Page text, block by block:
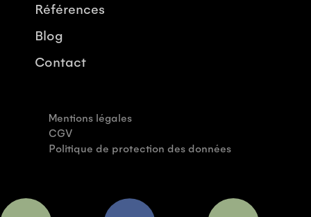
Références
Blog
Contact
Mentions légales
CGV
Politique de protection des données